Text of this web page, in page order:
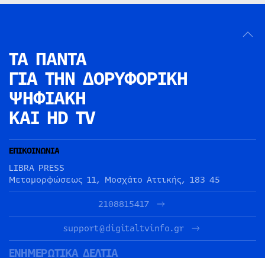
ΤΑ ΠΑΝΤΑ
ΓΙΑ ΤΗΝ ΔΟΡΥΦΟΡΙΚΗ
ΨΗΦΙΑΚΗ
ΚΑΙ HD TV
ΕΠΙΚΟΙΝΩΝΙΑ
LIBRA PRESS
Μεταμορφώσεως 11, Μοσχάτο Αττικής, 183 45
2108815417
support@digitaltvinfo.gr
ΕΝΗΜΕΡΩΤΙΚΑ ΔΕΛΤΙΑ